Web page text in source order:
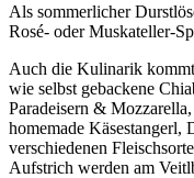
Als sommerlicher
Rosé- oder Muskateller-
Auch die Kulinarik
wie selbst gebackene
Paradeisern &
homemade Käsestangerl,
verschiedenen
Aufstrich werden am